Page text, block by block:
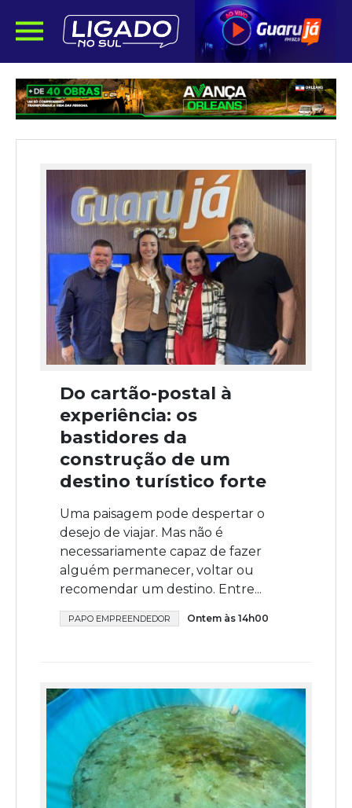
Do cartão-postal à
experiência: os
bastidores da
construção de um
destino turístico forte
Uma paisagem pode despertar o
desejo de viajar. Mas não é
necessariamente capaz de fazer
alguém permanecer, voltar ou
recomendar um destino. Entre...
PAPO EMPREENDEDOR Ontem às 14h00